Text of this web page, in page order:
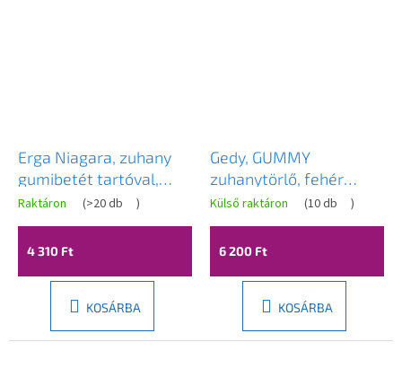
Erga Niagara, zuhany
gumibetét tartóval,
fekete matt, ERG-
08475
Raktáron (>20 db )
4 310 Ft
KOSÁRBA
Gedy, GUMMY
zuhanytörlő, fehér
matt, 264102
Külső raktáron (10 db )
6 200 Ft
KOSÁRBA